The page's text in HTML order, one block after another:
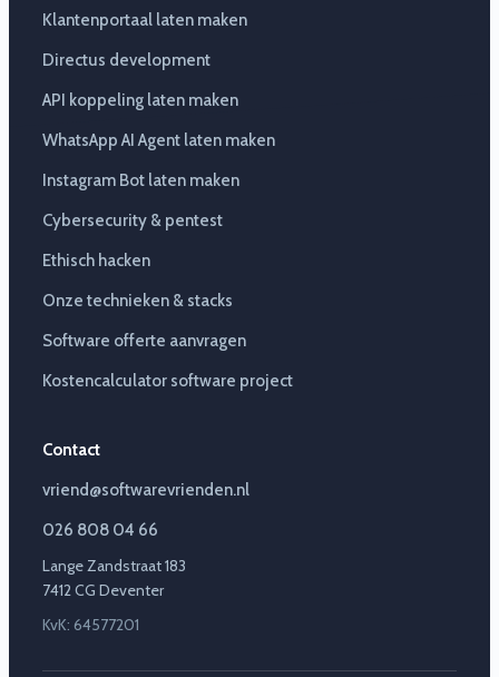
Klantenportaal laten maken
Directus development
API koppeling laten maken
WhatsApp AI Agent laten maken
Instagram Bot laten maken
Cybersecurity & pentest
Ethisch hacken
Onze technieken & stacks
Software offerte aanvragen
Kostencalculator software project
Contact
vriend@softwarevrienden.nl
026 808 04 66
Lange Zandstraat 183
7412 CG Deventer
KvK: 64577201